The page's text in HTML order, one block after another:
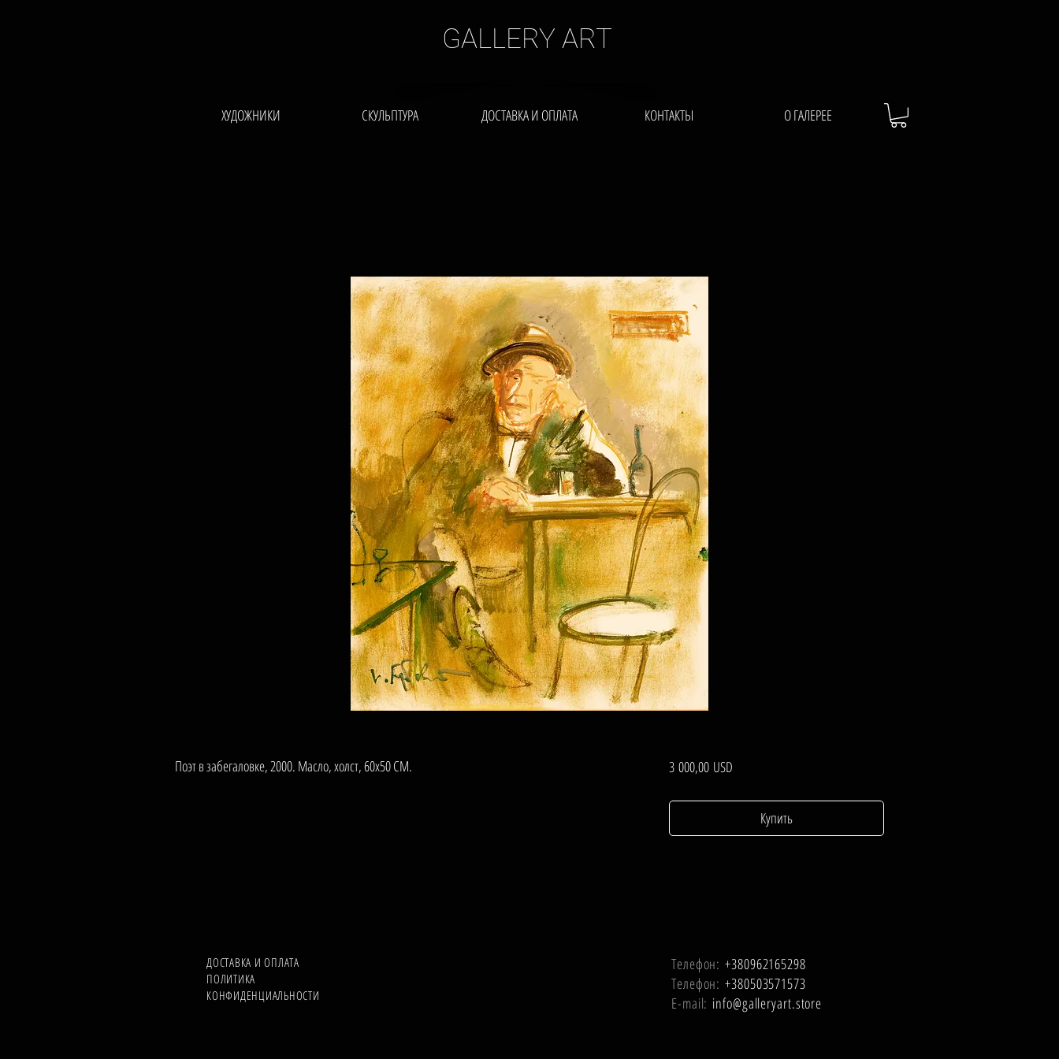
GALLERY ART
О ГАЛЕРЕЕ
КОНТАКТЫ
ДОСТАВКА И ОПЛАТА
СКУЛЬПТУРА
ХУДОЖНИКИ
Поэт в забегаловке, 2000. Масло, холст, 60х50 СМ. 3 000,00 USDЦена
Купить
ДОСТАВКА И ОПЛАТА
ПОЛИТИКА
КОНФИДЕНЦИАЛЬНОСТИ
Телефон: +380962165298
Телефон: +380503571573
E-mail: info@galleryart.store